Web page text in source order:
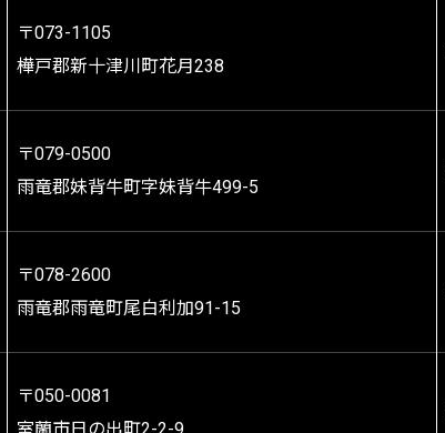
〒073-1105
樺戸郡新十津川町花月238
〒079-0500
雨竜郡妹背牛町字妹背牛499-5
〒078-2600
雨竜郡雨竜町尾白利加91-15
〒050-0081